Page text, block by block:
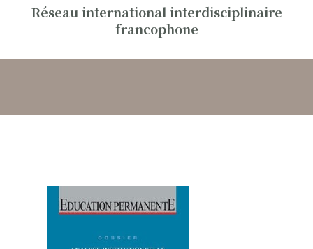
Réseau international interdisciplinaire
francophone